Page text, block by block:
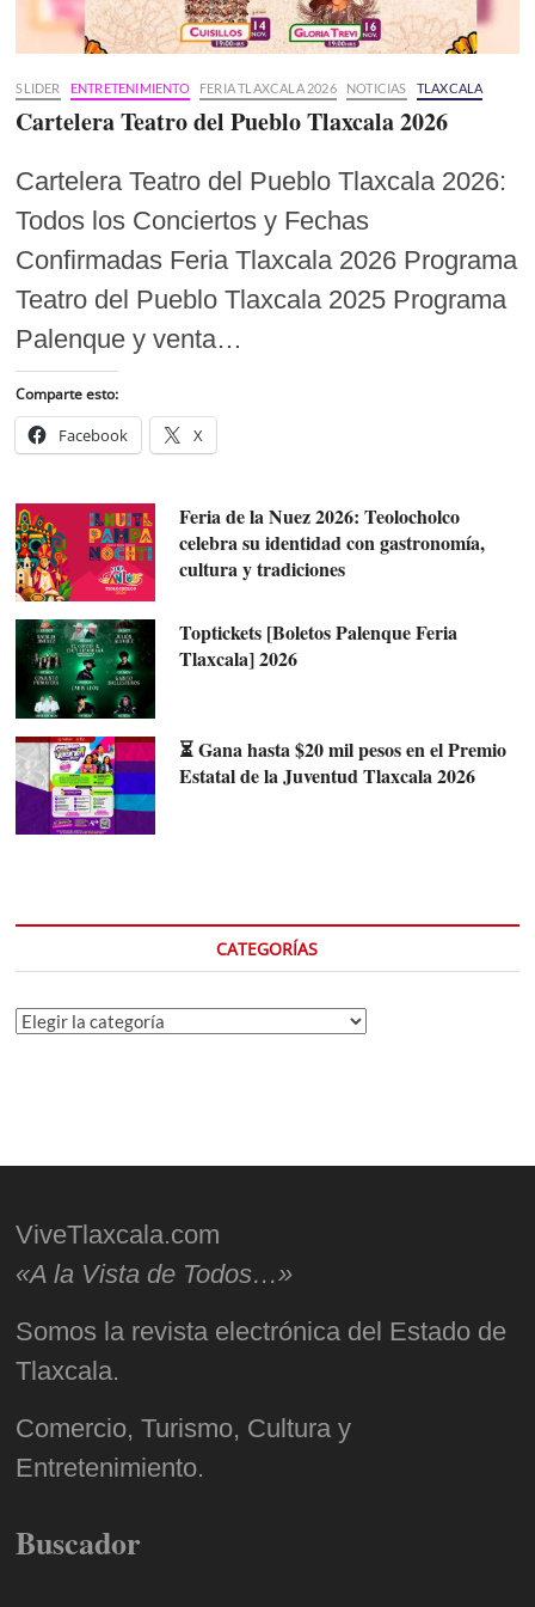
SLIDER ENTRETENIMIENTO FERIA TLAXCALA 2026 NOTICIAS TLAXCALA
Cartelera Teatro del Pueblo Tlaxcala 2026
Cartelera Teatro del Pueblo Tlaxcala 2026:
Todos los Conciertos y Fechas
Confirmadas Feria Tlaxcala 2026 Programa
Teatro del Pueblo Tlaxcala 2025 Programa
Palenque y venta…
Comparte esto:
Facebook X
Feria de la Nuez 2026: Teolocholco
celebra su identidad con gastronomía,
cultura y tradiciones
Toptickets [Boletos Palenque Feria
Tlaxcala] 2026
⏳ Gana hasta $20 mil pesos en el Premio
Estatal de la Juventud Tlaxcala 2026
CATEGORÍAS
Categorías
ViveTlaxcala.com
«A la Vista de Todos…»
Somos la revista electrónica del Estado de
Tlaxcala.
Comercio, Turismo, Cultura y
Entretenimiento.
Buscador